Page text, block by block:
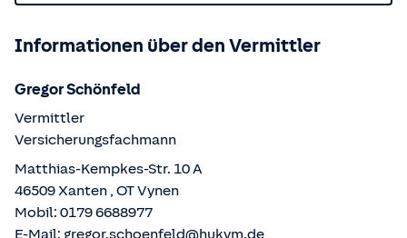
Informationen über den Vermittler
Gregor Schönfeld
Vermittler
Versicherungsfachmann
Matthias-Kempkes-Str. 10 A
46509Xanten , OTVynen
Mobil: 0179 6688977
E-Mail: gregor.schoenfeld@hukvm.de